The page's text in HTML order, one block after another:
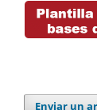
Enviar un